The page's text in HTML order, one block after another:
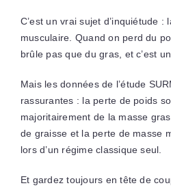
C’est un vrai sujet d’inquiétude :
musculaire. Quand on perd du
brûle pas que du gras, et c’est
Mais les données de l’étude
rassurantes : la perte de poids
majoritairement de la masse
de graisse et la perte de masse
lors d’un régime classique seul.
Et gardez toujours en tête de